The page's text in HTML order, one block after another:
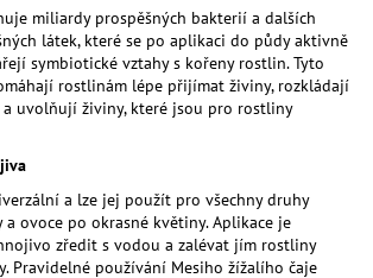
miliardy prospěšných bakterií a dalších
látek, které se po aplikaci do půdy aktivně
symbiotické vztahy s kořeny rostlin. Tyto
rostlinám lépe přijímat živiny, rozkládají
uvolňují živiny, které jsou pro rostliny
a lze jej použít pro všechny druhy
ovoce po okrasné květiny. Aplikace je
zředit s vodou a zalévat jím rostliny
Pravidelné používání Mesiho žížalího čaje